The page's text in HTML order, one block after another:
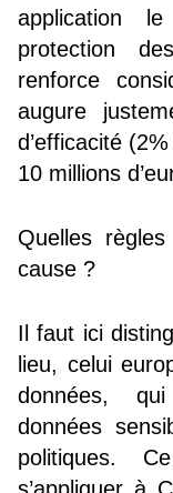
application
protection
renforce
augure
d’efficacité
10 millions
Quelles
cause ?
Il faut ici
lieu, celui
données,
données
politiques.